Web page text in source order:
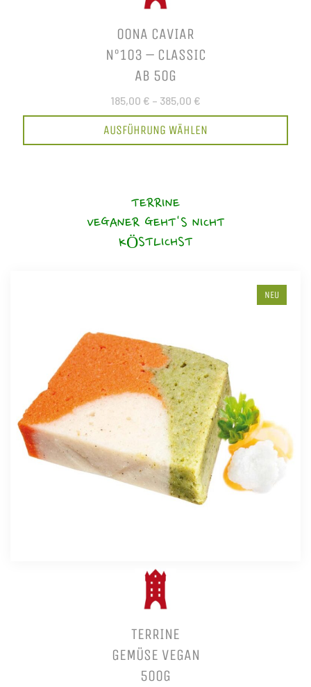
OONA CAVIAR
N°103 – CLASSIC
AB 50G
185,00 € – 385,00 €
AUSFÜHRUNG WÄHLEN
TERRINE
VEGANER GEHT'S NICHT
KÖSTLICHST
NEU
TERRINE
GEMÜSE VEGAN
500G